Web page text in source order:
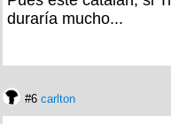
duraría mucho...
#6 carlton